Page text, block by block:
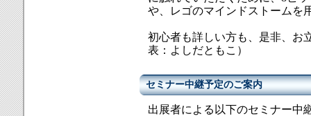
や、レゴのマインドストームを
初心者も詳しい方も、是非、お
表：よしだともこ）
セミナー中継予定のご案内
出展者による以下のセミナー中